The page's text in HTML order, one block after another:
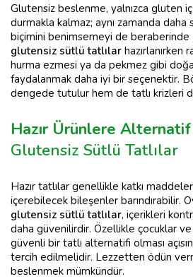
Glutensiz beslenme, yalnızca gluten
durmakla kalmaz; aynı zamanda daha
biçimini benimsemeyi de
glutensiz sütlü tatlılar hazırlanırken
hurma ezmesi ya da pekmez gibi
faydalanmak daha iyi bir seçenektir.
dengede tutulur hem de tatlı krizleri
Hazır Ürünlere
Glutensiz Sütlü Tatlılar
Hazır tatlılar genellikle katkı
içerebilecek bileşenler barındırabilir.
glutensiz sütlü tatlılar, içerikleri
daha güvenilirdir. Özellikle çocuklar ve
güvenli bir tatlı alternatifi olması
tercih edilmelidir. Lezzetten ödün
beslenmek mümkündür.